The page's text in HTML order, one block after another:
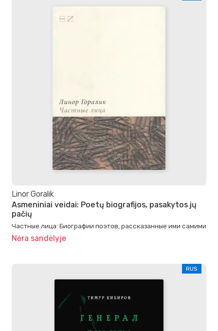
Linor Goralik
Asmeniniai veidai: Poetų biografijos, pasakytos jų
pačių
Частные лица: Биографии поэтов, рассказанные ими самими
Nėra sandėlyje
RUS